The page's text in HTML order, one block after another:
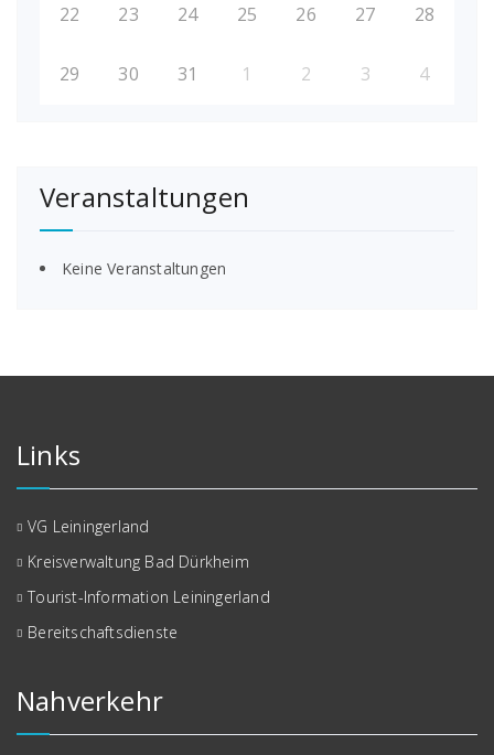
22 23 24 25 26 27 28
29 30 31 1 2 3 4
Veranstaltungen
Keine Veranstaltungen
Links
VG Leiningerland
Kreisverwaltung Bad Dürkheim
Tourist-Information Leiningerland
Bereitschaftsdienste
Nahverkehr